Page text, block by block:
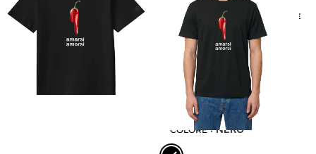
GUIDA ALLE MISURE
S
L
XXL
COLORE : NERO